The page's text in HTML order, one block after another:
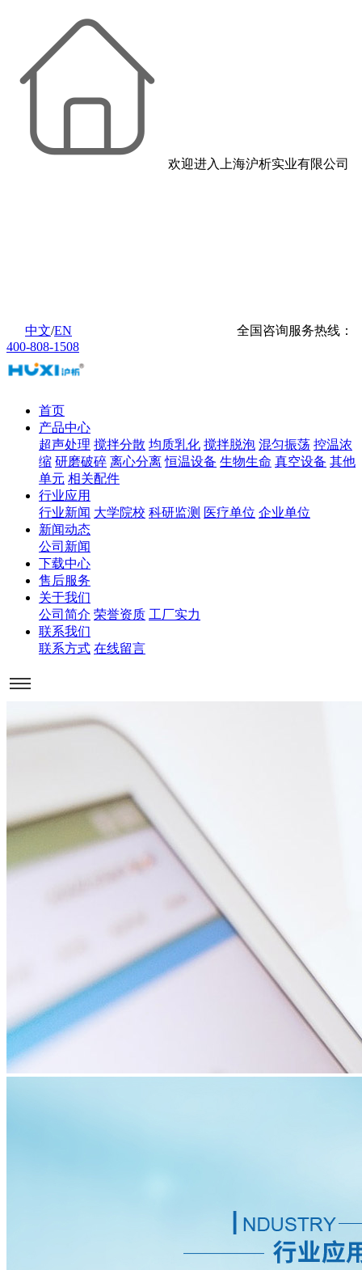
欢迎进入上海沪析实业有限公司
中文/EN
全国咨询服务热线：
400-808-1508
首页
产品中心
超声处理 搅拌分散 均质乳化 搅拌脱泡 混匀振荡 控温浓
缩 研磨破碎 离心分离 恒温设备 生物生命 真空设备 其他
单元 相关配件
行业应用
行业新闻 大学院校 科研监测 医疗单位 企业单位
新闻动态
公司新闻
下载中心
售后服务
关于我们
公司简介 荣誉资质 工厂实力
联系我们
联系方式 在线留言